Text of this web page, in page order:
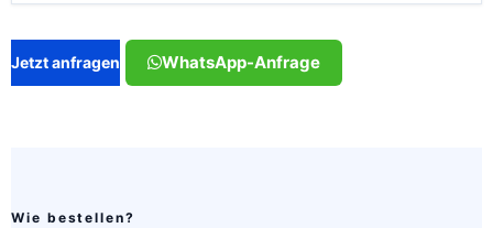
Jetzt anfragen WhatsApp-Anfrage
Wie bestellen?